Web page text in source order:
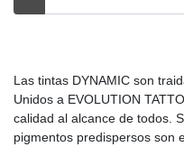
Las tintas DYNAMIC son
Unidos a EVOLUTION
calidad al alcance de todos.
pigmentos predispersos son